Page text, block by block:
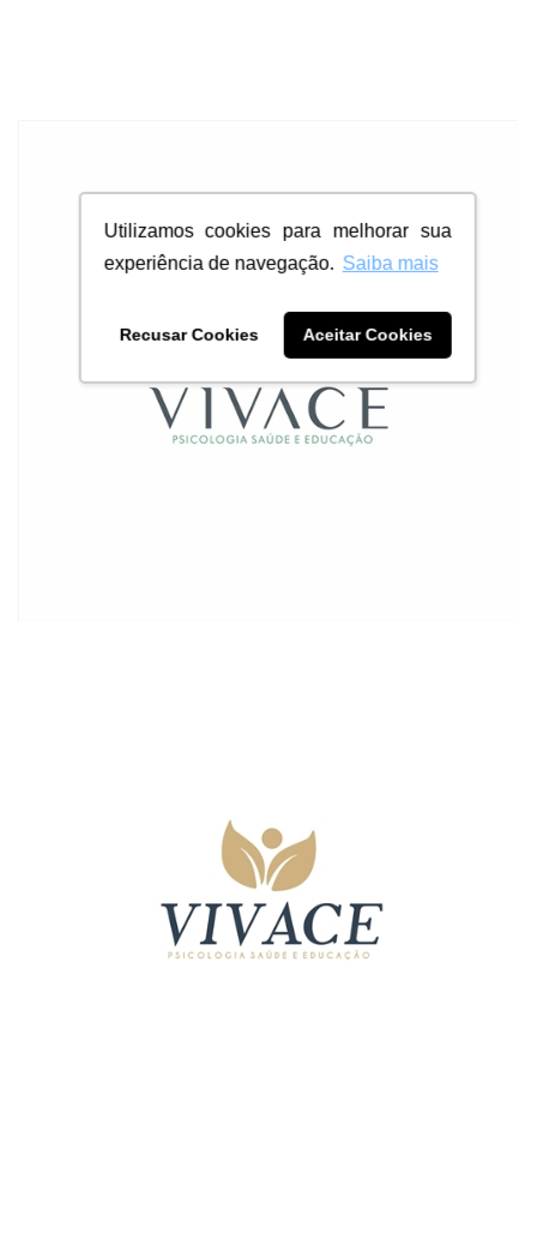
Utilizamos cookies para melhorar sua
experiência de navegação. Saiba mais
Recusar Cookies Aceitar Cookies